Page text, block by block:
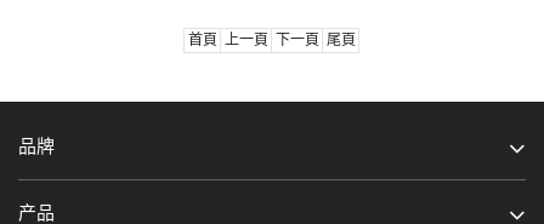
首頁 上一頁 下一頁 尾頁
品牌
产品